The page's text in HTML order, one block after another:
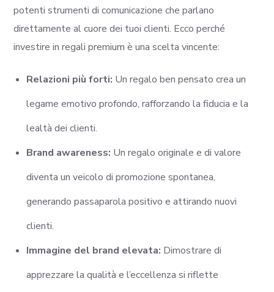
potenti strumenti di comunicazione che parlano
direttamente al cuore dei tuoi clienti. Ecco perché
investire in regali premium è una scelta vincente:
Relazioni più forti: Un regalo ben pensato crea un
legame emotivo profondo, rafforzando la fiducia e la
lealtà dei clienti.
Brand awareness: Un regalo originale e di valore
diventa un veicolo di promozione spontanea,
generando passaparola positivo e attirando nuovi
clienti.
Immagine del brand elevata: Dimostrare di
apprezzare la qualità e l’eccellenza si riflette